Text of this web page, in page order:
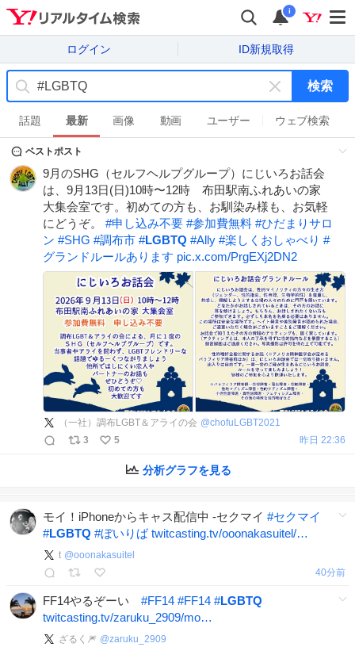
i
ログイン ID新規取得
キ
ー
ワ
ド
を
す
検索
話題 最新 画像 動画 ユーザー ウェブ検索
ベストポスト
9月のSHG（セルフヘルプグループ）にじいろお話会
は、9月13日(日)10時〜12時 布田駅南ふれあいの家
大集会室です。初めての方も、お馴染み様も、お気軽
にどうぞ。 #申し込み不要 #参加費無料 #ひだまりサロ
ン #SHG #調布市 #LGBTQ #Ally #楽しくおしゃべり #
グランドルールあります pic.x.com/PrgEXj2DN2
（一社）調布LGBT＆アライの会 @chofuLGBT2021
3
5 昨日 22:36
分析グラフを見る
モイ！iPhoneからキャス配信中 -セクマイ #セクマイ
#LGBTQ #ぼいりば twitcasting.tv/ooonakasuitel/…
t @ooonakasuitel
40分前
FF14やるぞーい #FF14 #FF14 #LGBTQ
twitcasting.tv/zaruku_2909/mo…
ざるく🎆 @zaruku_2909